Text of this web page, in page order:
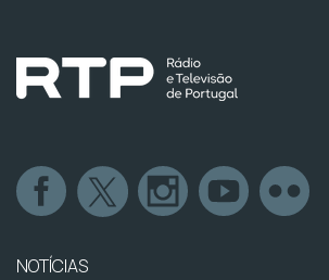
NOTÍCIAS